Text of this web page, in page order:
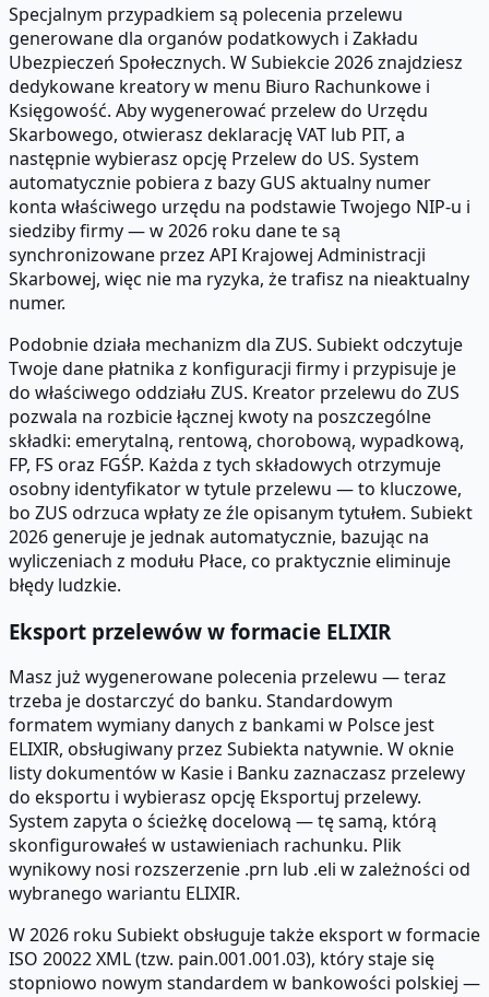
Specjalnym przypadkiem są polecenia przelewu
generowane dla organów podatkowych i Zakładu
Ubezpieczeń Społecznych. W Subiekcie 2026 znajdziesz
dedykowane kreatory w menu Biuro Rachunkowe i
Księgowość. Aby wygenerować przelew do Urzędu
Skarbowego, otwierasz deklarację VAT lub PIT, a
następnie wybierasz opcję Przelew do US. System
automatycznie pobiera z bazy GUS aktualny numer
konta właściwego urzędu na podstawie Twojego NIP-u i
siedziby firmy — w 2026 roku dane te są
synchronizowane przez API Krajowej Administracji
Skarbowej, więc nie ma ryzyka, że trafisz na nieaktualny
numer.
Podobnie działa mechanizm dla ZUS. Subiekt odczytuje
Twoje dane płatnika z konfiguracji firmy i przypisuje je
do właściwego oddziału ZUS. Kreator przelewu do ZUS
pozwala na rozbicie łącznej kwoty na poszczególne
składki: emerytalną, rentową, chorobową, wypadkową,
FP, FS oraz FGŚP. Każda z tych składowych otrzymuje
osobny identyfikator w tytule przelewu — to kluczowe,
bo ZUS odrzuca wpłaty ze źle opisanym tytułem. Subiekt
2026 generuje je jednak automatycznie, bazując na
wyliczeniach z modułu Płace, co praktycznie eliminuje
błędy ludzkie.
Eksport przelewów w formacie ELIXIR
Masz już wygenerowane polecenia przelewu — teraz
trzeba je dostarczyć do banku. Standardowym
formatem wymiany danych z bankami w Polsce jest
ELIXIR, obsługiwany przez Subiekta natywnie. W oknie
listy dokumentów w Kasie i Banku zaznaczasz przelewy
do eksportu i wybierasz opcję Eksportuj przelewy.
System zapyta o ścieżkę docelową — tę samą, którą
skonfigurowałeś w ustawieniach rachunku. Plik
wynikowy nosi rozszerzenie .prn lub .eli w zależności od
wybranego wariantu ELIXIR.
W 2026 roku Subiekt obsługuje także eksport w formacie
ISO 20022 XML (tzw. pain.001.001.03), który staje się
stopniowo nowym standardem w bankowości polskiej —